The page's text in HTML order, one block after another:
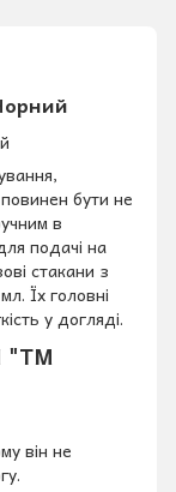
повинен бути не
в
подачі на
стакани з
Їх головні
у догляді.
він не